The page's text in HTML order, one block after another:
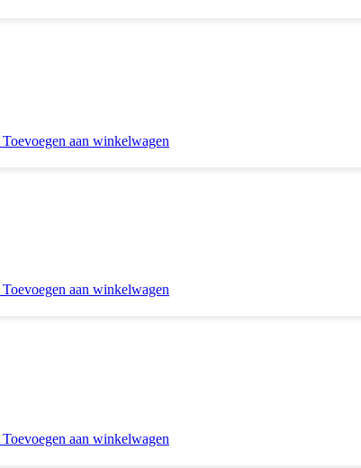
Toevoegen aan winkelwagen
Toevoegen aan winkelwagen
Toevoegen aan winkelwagen